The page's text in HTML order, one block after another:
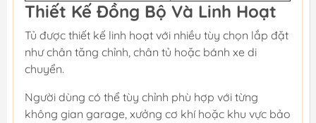
Thiết Kế Đồng Bộ Và Linh Hoạt
Tủ được thiết kế linh hoạt với nhiều tùy chọn lắp đặt
như chân tăng chỉnh, chân tủ hoặc bánh xe di
chuyển.
Người dùng có thể tùy chỉnh phù hợp với từng
không gian garage, xưởng cơ khí hoặc khu vực bảo